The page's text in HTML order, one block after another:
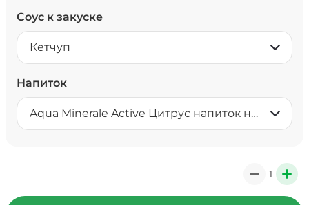
Соус к закуске
Кетчуп
Напиток
Aqua Minerale Active Цитрус напиток негазированный 0,5 л
1 +